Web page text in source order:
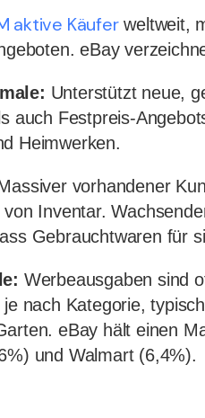
aktive Käuferweltweit,
eBay
Unterstützt neue,
auch Festpreis-
Heimwerken.
vorhandener
Inventar.
Gebrauchtwaren für
Werbeausgaben sind
nach Kategorie,
eBay hält einen
und Walmart (6,4%).